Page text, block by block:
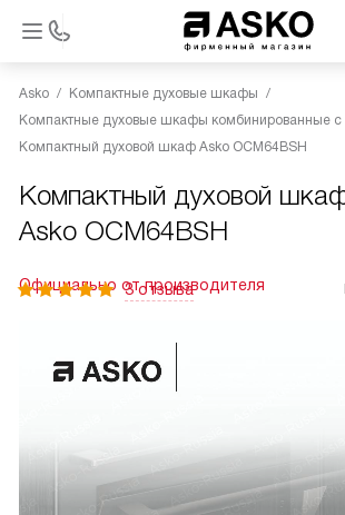
Asko
Компактные духовые шкафы
Компактные духовые шкафы комбинированные
Компактный духовой шкаф Asko OCM64BSH
Компактный духовой
Asko OCM64BSH
Официально от производителя
3 отзыва